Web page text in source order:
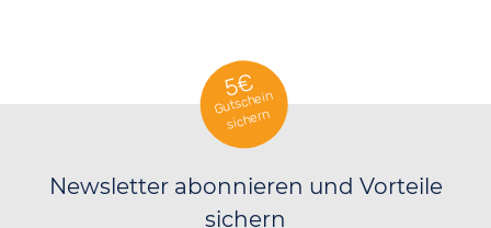
5€
Gutschein
sichern
Newsletter abonnieren und Vorteile
sichern